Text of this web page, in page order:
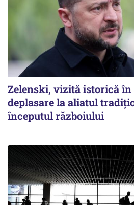
Zelenski, vizită istorică în
deplasare la aliatul
începutul războiului